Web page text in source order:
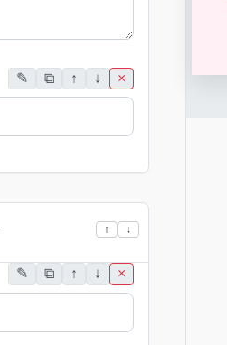
✎ ⧉ ↑ ↓ ×
↑ ↓
✎ ⧉ ↑ ↓ ×